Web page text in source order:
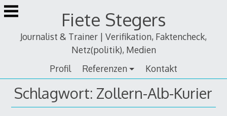
Zum
Inhalt
Fiete Stegers
Journalist & Trainer | Verifikation, Faktencheck,
Netz(politik), Medien
Profil
Referenzen Kontakt
Schlagwort: Zollern-Alb-Kurier